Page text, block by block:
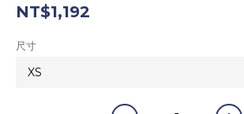
NT$1,192
尺寸